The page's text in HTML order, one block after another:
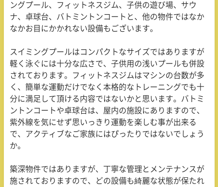
ングプール、フィットネスジム、子供の遊び場、サウ
ナ、卓球台、バトミントンコートと、他の物件ではなか
なかお目にかかれない設備もございます。
スイミングプールはコンパクトなサイズではありますが
軽く泳ぐには十分な広さで、子供用の浅いプールも併設
されております。フィットネスジムはマシンの台数が多
く、簡単な運動だけでなく本格的なトレーニングでも十
分に満足して頂ける内容ではないかと思います。バトミ
ントンコートや卓球台は、屋内の施設にありますので、
紫外線を気にせず思いっきり運動を楽しむ事が出来る
で、アクティブなご家族にはぴったりではないでしょう
か。
築深物件ではありますが、丁寧な管理とメンテナンスが
施されておりますので、どの設備も綺麗な状態が保たれ